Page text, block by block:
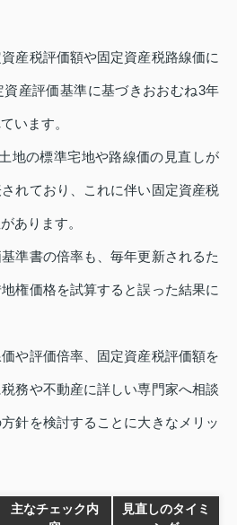
産税評価額や固定資産税路線価に
産評価基準に基づきおおむね3年
います。
地の標準宅地や路線価の見直しが
れており、これに伴い固定資産税
あります。
準書の倍率も、毎年更新されるた
権価格を試算すると誤った結果に
や評価倍率、固定資産税評価額を
務や不動産に詳しい専門家へ相談
針を検討することに大きなメリッ
主なチェック内
見直しのタイミ